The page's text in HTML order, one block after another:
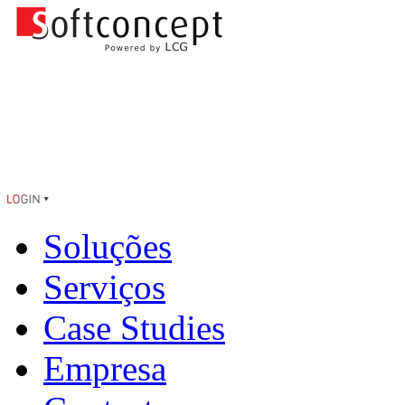
Soluções
Serviços
Case Studies
Empresa